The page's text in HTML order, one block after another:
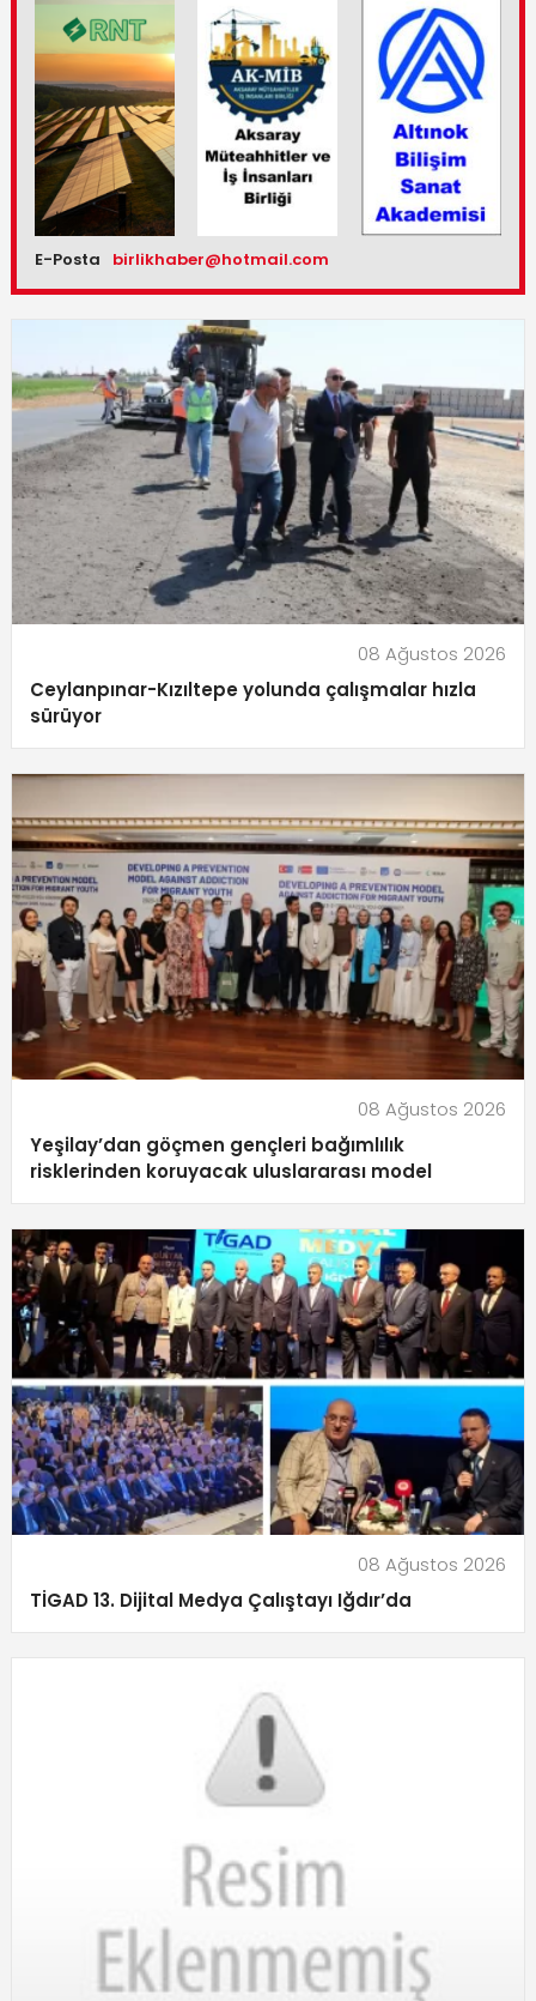
E-Posta birlikhaber@hotmail.com
08 Ağustos 2026
Ceylanpınar-Kızıltepe yolunda çalışmalar hızla
sürüyor
08 Ağustos 2026
Yeşilay’dan göçmen gençleri bağımlılık
risklerinden koruyacak uluslararası model
08 Ağustos 2026
TİGAD 13. Dijital Medya Çalıştayı Iğdır’da